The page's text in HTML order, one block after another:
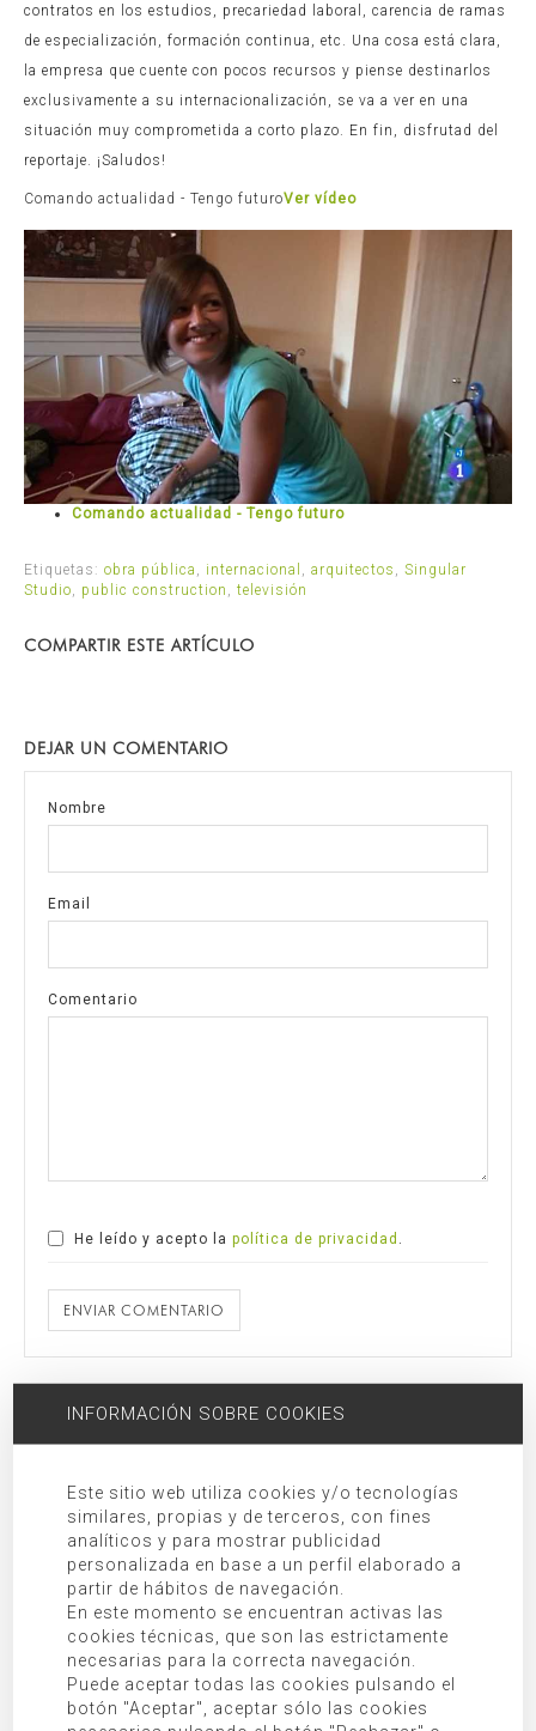
contratos en los estudios, precariedad laboral, carencia de ramas
de especialización, formación continua, etc. Una cosa está clara,
la empresa que cuente con pocos recursos y piense destinarlos
exclusivamente a su internacionalización, se va a ver en una
situación muy comprometida a corto plazo. En fin, disfrutad del
reportaje. ¡Saludos!
Comando actualidad - Tengo futuroVer vídeo
Comando actualidad - Tengo futuro
Etiquetas: obra pública , internacional , arquitectos , Singular
Studio, public construction , televisión
COMPARTIR ESTE ARTÍCULO
DEJAR UN COMENTARIO
Nombre
Email
Comentario
He leído y acepto la política de privacidad .
ENVIAR COMENTARIO
Finalidad:Gestión del formulario de contacto.
leído y acepto la política de privacidad”.
Destinatarios:Cesiones y/o transferencias a terceras empresas
y/o organismos tal y como se indica en la información adicional.
Derechos: Acceso, rectificación, oposición, limitación, así como
otros derechos debidamente recogidos en la información
adicional.
Información adicional:Puede consultar información adicional en
nuestrapolítica de privacidad
INFORMACIÓN SOBRE COOKIES
Este sitio web utiliza cookies y/o tecnologías
similares, propias y de terceros, con fines
analíticos y para mostrar publicidad
personalizada en base a un perfil elaborado a
partir de hábitos de navegación.
En este momento se encuentran activas las
cookies técnicas, que son las estrictamente
necesarias para la correcta navegación.
Puede aceptar todas las cookies pulsando el
botón "Aceptar", aceptar sólo las cookies